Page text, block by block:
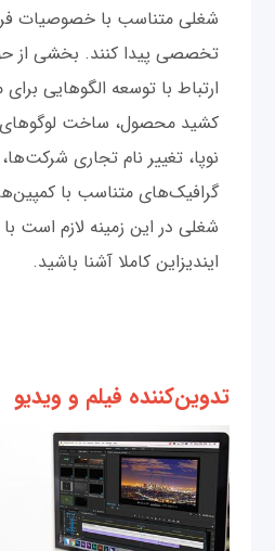
شغلی متناسب با خصوصیات
تخصصی پیدا کنند. بخشی از
ارتباط با توسعه الگوهایی
کشید محصول، ساخت
نوپا، تغییر نام تجاری
گرافیک‌های متناسب با
شغلی در این زمینه لازم است
ایندیزاین کاملا آشنا باشید.
تدوین‌کننده فیلم و ویدیو